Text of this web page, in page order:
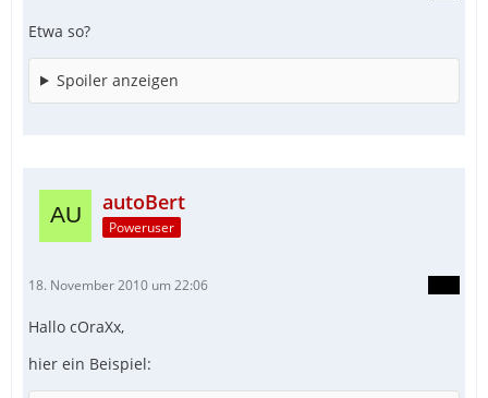
Etwa so?
Spoiler anzeigen
autoBert
Poweruser
18. November 2010 um 22:06
Hallo cOraXx,
hier ein Beispiel: